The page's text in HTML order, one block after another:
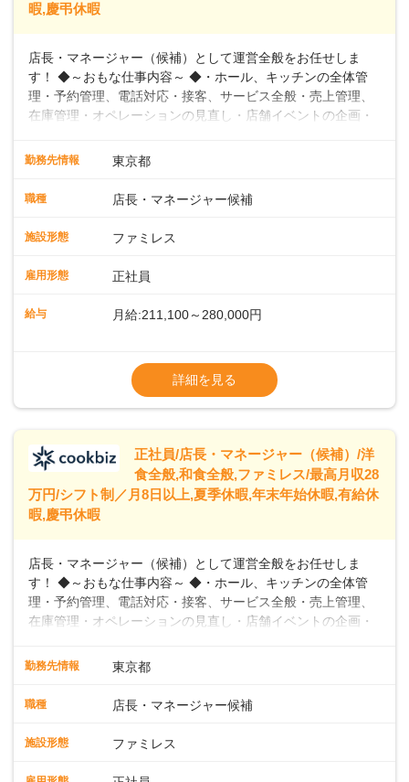
暇,慶弔休暇
店長・マネージャー（候補）として運営全般をお任せしま
す！ ◆～おもな仕事内容～ ◆・ホール、キッチンの全体管
理・予約管理、電話対応・接客、サービス全般・売上管理、
在庫管理・オペレーションの見直し・店舗イベントの企画・
入社後はスキルに合わせた業務からお任せしますので、徐々
向上を目指すDX推進～ ◆すかいらーくのレストランでは、
スタッフの働きやすさをサポートしています。配膳ロボット
や歩行数が約40%も削減されました！また、配膳ロボットに
なDX（デジタルトランスフォーメーション）の取り組みを進
います。私たちは、多様な働き方を提供し、ライフステージ
に合わせた柔軟な勤務時間や働きやすい環境を整えていま
います。
勤務先情報 東京都
職種 店長・マネージャー候補
施設形態 ファミレス
雇用形態 正社員
給与 月給:211,100～280,000円
※残業代全額支給
※経験に応じて応相談①ナショナル社員：月
給245,800円～②エリア社員 ：月給
詳細を見る
正社員/店長・マネージャー（候補）/洋
食全般,和食全般,ファミレス/最高月収28
万円/シフト制／月8日以上,夏季休暇,年末年始休暇,有給休
暇,慶弔休暇
店長・マネージャー（候補）として運営全般をお任せしま
す！ ◆～おもな仕事内容～ ◆・ホール、キッチンの全体管
理・予約管理、電話対応・接客、サービス全般・売上管理、
在庫管理・オペレーションの見直し・店舗イベントの企画・
入社後はスキルに合わせた業務からお任せしますので、徐々
向上を目指すDX推進～ ◆すかいらーくのレストランでは、
スタッフの働きやすさをサポートしています。配膳ロボット
や歩行数が約40%も削減されました！また、配膳ロボットに
勤務先情報 東京都
職種 店長・マネージャー候補
施設形態 ファミレス